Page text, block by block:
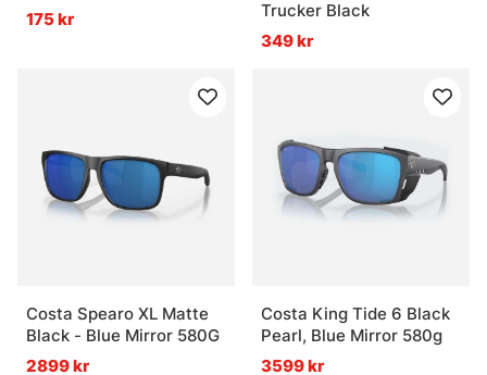
175 kr
Trucker Black
349 kr
Costa Spearo XL Matte
Black - Blue Mirror 580G
2899 kr
Costa King Tide 6 Black
Pearl, Blue Mirror 580g
3599 kr